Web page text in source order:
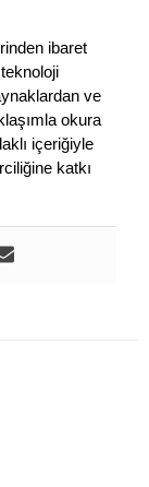
ibaret
ve
okura
içeriğiyle
katkı